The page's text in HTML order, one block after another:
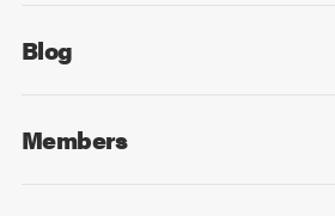
Blog
Members